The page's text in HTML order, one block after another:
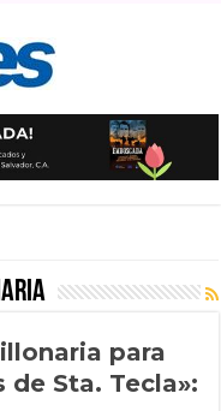
para
Sta. Tecla»: